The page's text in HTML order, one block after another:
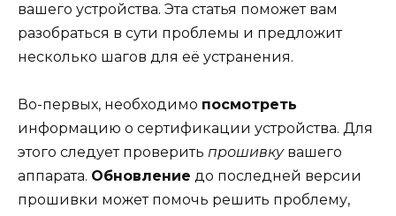
вашего устройства. Эта статья поможет вам
разобраться в сути проблемы и предложит
несколько шагов для её устранения.
Во-первых, необходимо посмотреть
информацию о сертификации устройства. Для
этого следует проверить прошивкувашего
аппарата. Обновление до последней версии
прошивки может помочь решить проблему,